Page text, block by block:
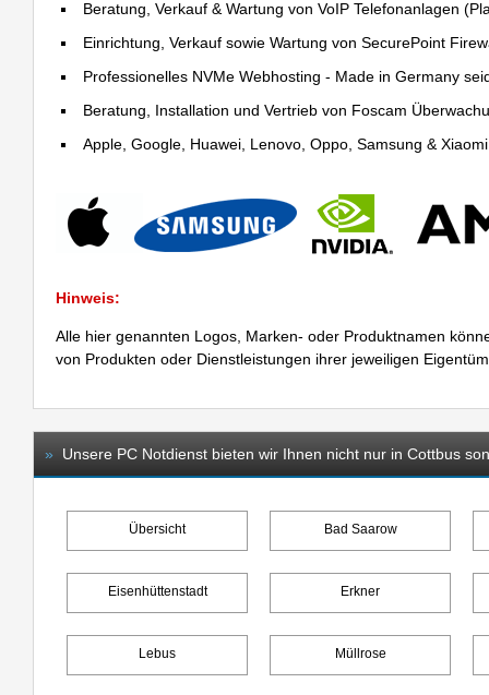
Beratung, Verkauf & Wartung von VoIP Telefonanlagen
Einrichtung, Verkauf sowie Wartung von SecurePoint
Professionelles NVMe Webhosting - Made in Germany
Beratung, Installation und Vertrieb von Foscam
Apple, Google, Huawei, Lenovo, Oppo, Samsung &
Hinweis:
Alle hier genannten Logos, Marken- oder Produktnamen
von Produkten oder Dienstleistungen ihrer jeweiligen
» Unsere PC Notdienst bieten wir Ihnen nicht nur in Cottbus
Übersicht Bad Saarow
Eisenhüttenstadt Erkner
Lebus Müllrose